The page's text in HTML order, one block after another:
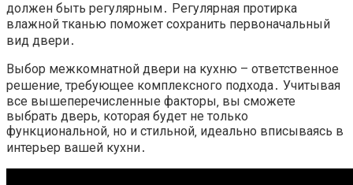
должен быть регулярным․ Регулярная протирка
влажной тканью поможет сохранить первоначальный
вид двери․
Выбор межкомнатной двери на кухню – ответственное
решение‚ требующее комплексного подхода․ Учитывая
все вышеперечисленные факторы‚ вы сможете
выбрать дверь‚ которая будет не только
функциональной‚ но и стильной‚ идеально вписываясь в
интерьер вашей кухни․